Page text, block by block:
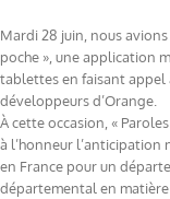
Mardi 28 juin, nous
poche », une application
tablettes en faisant appel
développeurs d’Orange.
À cette occasion, «
à l’honneur l’anticipation
en France pour un
départemental en